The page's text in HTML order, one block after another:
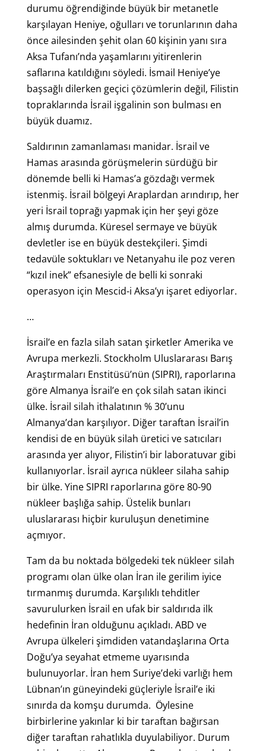
durumu öğrendiğinde büyük bir metanetle
karşılayan Heniye, oğulları ve torunlarının daha
önce ailesinden şehit olan 60 kişinin yanı sıra
Aksa Tufanı’nda yaşamlarını yitirenlerin
saflarına katıldığını söyledi. İsmail Heniye’ye
başsağlı dilerken geçici çözümlerin değil, Filistin
topraklarında İsrail işgalinin son bulması en
büyük duamız.
Saldırının zamanlaması manidar. İsrail ve
Hamas arasında görüşmelerin sürdüğü bir
dönemde belli ki Hamas’a gözdağı vermek
istenmiş. İsrail bölgeyi Araplardan arındırıp, her
yeri İsrail toprağı yapmak için her şeyi göze
almış durumda. Küresel sermaye ve büyük
devletler ise en büyük destekçileri. Şimdi
tedavüle soktukları ve Netanyahu ile poz veren
“kızıl inek” efsanesiyle de belli ki sonraki
operasyon için Mescid-i Aksa’yı işaret ediyorlar.
…
İsrail’e en fazla silah satan şirketler Amerika ve
Avrupa merkezli. Stockholm Uluslararası Barış
Araştırmaları Enstitüsü’nün (SIPRI), raporlarına
göre Almanya İsrail’e en çok silah satan ikinci
ülke. İsrail silah ithalatının % 30’unu
Almanya’dan karşılıyor. Diğer taraftan İsrail’in
kendisi de en büyük silah üretici ve satıcıları
arasında yer alıyor, Filistin’i bir laboratuvar gibi
kullanıyorlar. İsrail ayrıca nükleer silaha sahip
bir ülke. Yine SIPRI raporlarına göre 80-90
nükleer başlığa sahip. Üstelik bunları
uluslararası hiçbir kuruluşun denetimine
açmıyor.
Tam da bu noktada bölgedeki tek nükleer silah
programı olan ülke olan İran ile gerilim iyice
tırmanmış durumda. Karşılıklı tehditler
savurulurken İsrail en ufak bir saldırıda ilk
hedefinin İran olduğunu açıkladı. ABD ve
Avrupa ülkeleri şimdiden vatandaşlarına Orta
Doğu’ya seyahat etmeme uyarısında
bulunuyorlar. İran hem Suriye’deki varlığı hem
Lübnan’ın güneyindeki güçleriyle İsrail’e iki
sınırda da komşu durumda. Öylesine
birbirlerine yakınlar ki bir taraftan bağırsan
diğer taraftan rahatlıkla duyulabiliyor. Durum